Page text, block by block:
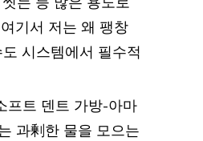
기서 저는 왜 팽창
시스템에서 필수적
프트 덴트 가방-아마
과剰한 물을 모으는